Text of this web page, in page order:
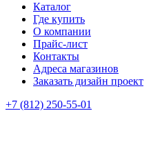
Каталог
Где купить
О компании
Прайс-лист
Контакты
Адреса магазинов
Заказать дизайн проект
+7 (812) 250-55-01